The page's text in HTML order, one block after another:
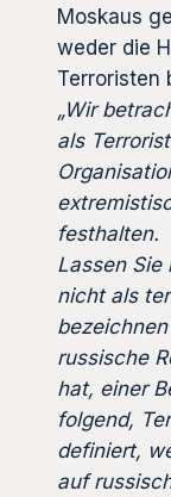
Moskaus
weder die
Terroristen
„Wir
als
festhalten.
Lassen Sie
nicht als
russische
hat, einer
folgend,
definiert,
auf